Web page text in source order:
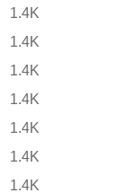
1.4K
1.4K
1.4K
1.4K
1.4K
1.4K
1.4K